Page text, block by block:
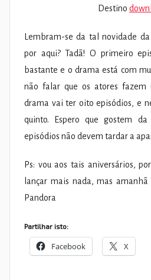
Destino
Lembram-se da tal novidade
por aqui? Tadã! O primeiro
bastante e o drama está com
não falar que os atores fazem
drama vai ter oito episódios, e
quinto. Espero que gostem da
episódios não devem tardar a
Ps: vou aos tais aniversários,
lançar mais nada, mas
Pandora
Partilhar isto:
Facebook X